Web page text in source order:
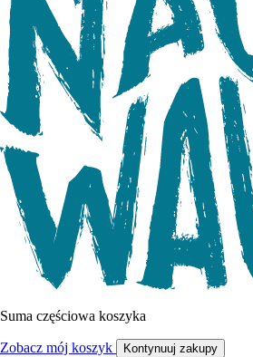
Suma częściowa koszyka
Zobacz mój koszyk Kontynuuj zakupy